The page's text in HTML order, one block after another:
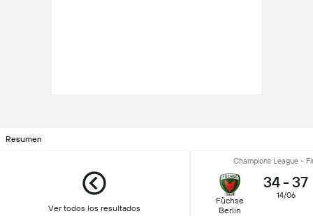
Resumen
Ver todos los resultados
Champions League -
Füchse
Berlin
34- 37
14/06